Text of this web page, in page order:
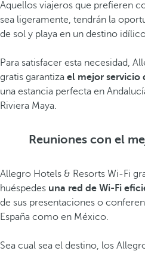
Aquellos viajeros que prefieren
sea ligeramente, tendrán la
de sol y playa en un destino
Para satisfacer esta necesidad,
gratis garantiza el mejor servicio
una estancia perfecta en
Riviera Maya.
Reuniones con el
Allegro Hotels & Resorts Wi-Fi
huéspedes una red de Wi-Fi
de sus presentaciones o
España como en México.
Sea cual sea el destino, los